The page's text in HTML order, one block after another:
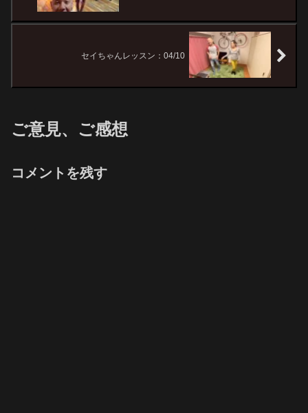
セイちゃんレッスン：04/10
ご意見、ご感想
コメントを残す